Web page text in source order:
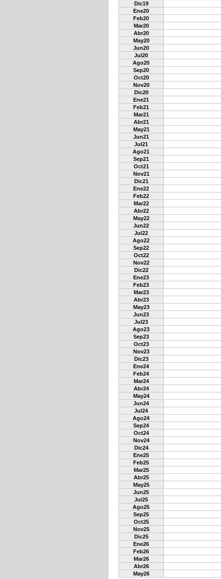
Dic19
Ene20
Feb20
Mar20
Abr20
May20
Jun20
Jul20
Ago20
Sep20
Oct20
Nov20
Dic20
Ene21
Feb21
Mar21
Abr21
May21
Jun21
Jul21
Ago21
Sep21
Oct21
Nov21
Dic21
Ene22
Feb22
Mar22
Abr22
May22
Jun22
Jul22
Ago22
Sep22
Oct22
Nov22
Dic22
Ene23
Feb23
Mar23
Abr23
May23
Jun23
Jul23
Ago23
Sep23
Oct23
Nov23
Dic23
Ene24
Feb24
Mar24
Abr24
May24
Jun24
Jul24
Ago24
Sep24
Oct24
Nov24
Dic24
Ene25
Feb25
Mar25
Abr25
May25
Jun25
Jul25
Ago25
Sep25
Oct25
Nov25
Dic25
Ene26
Feb26
Mar26
Abr26
May26